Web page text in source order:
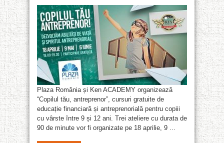
Plaza România și Ken ACADEMY organizează
“Copilul tău, antreprenor”, cursuri gratuite de
educație financiară și antreprenorială pentru copiii
cu vârste între 9 și 12 ani. Trei ateliere cu durata de
90 de minute vor fi organizate pe 18 aprilie, 9 ...